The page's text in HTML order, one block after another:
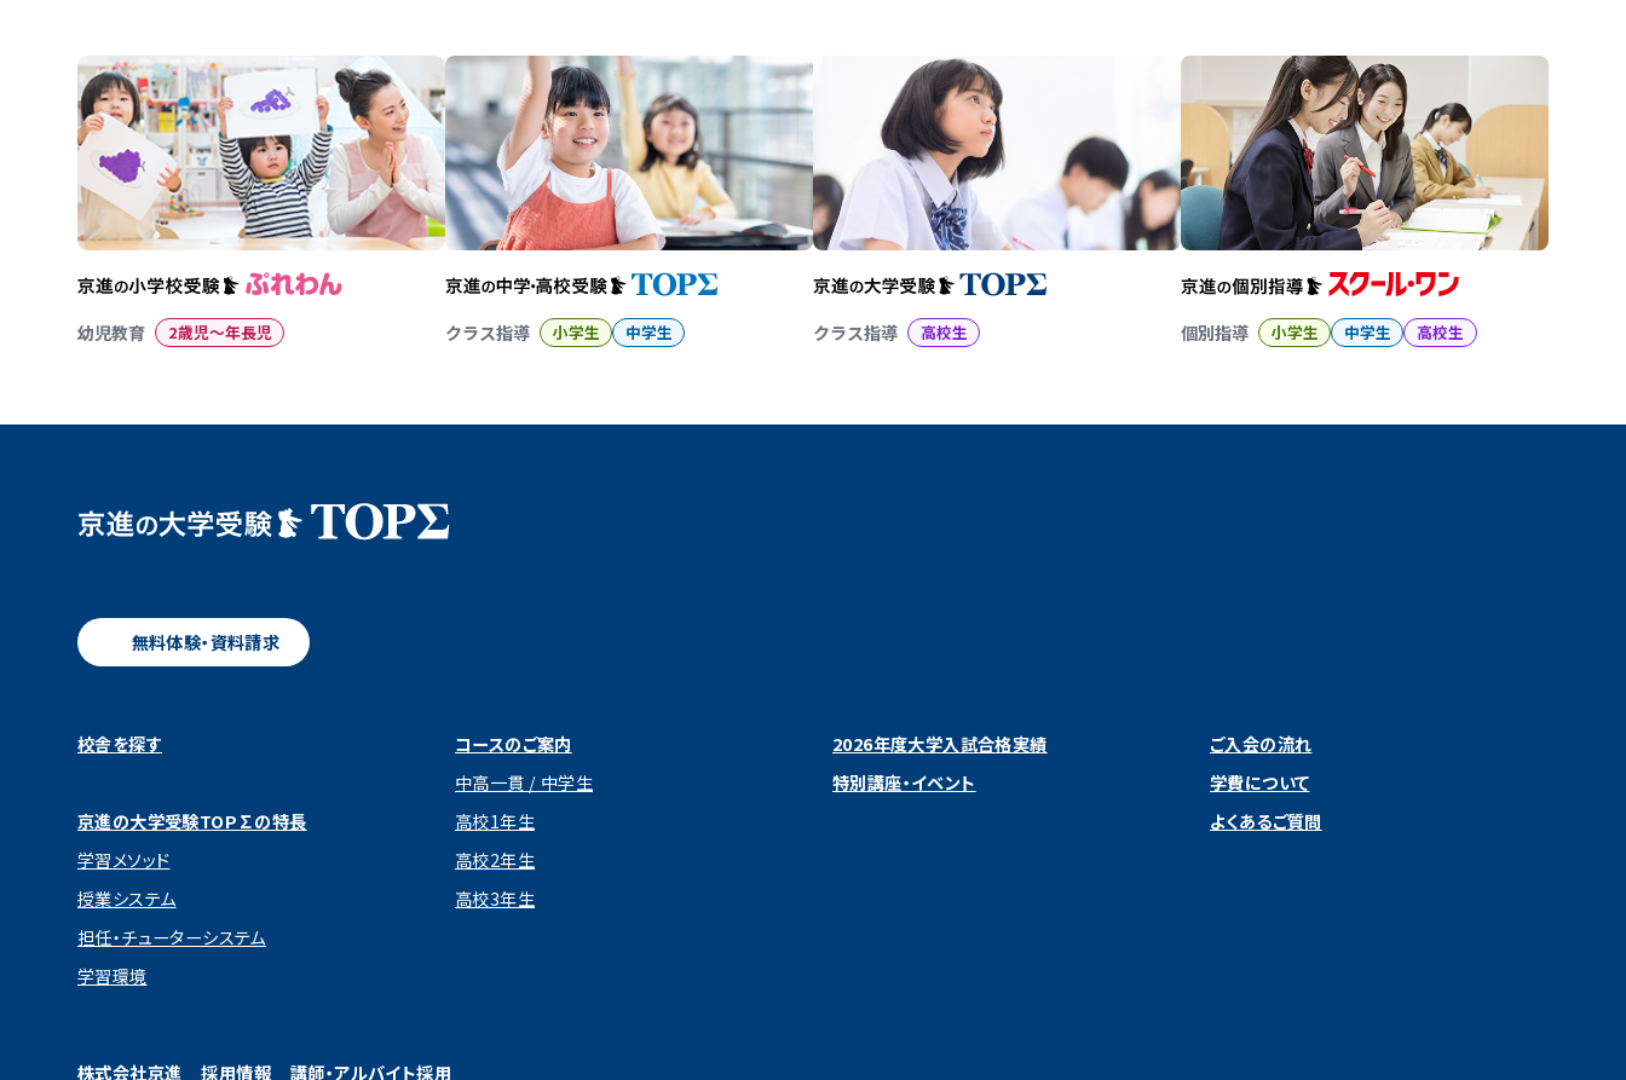
幼児教育 2歳児〜年長児 クラス指導 小学生 中学生 クラス指導 高校生 個別指導 小学生 中学生 高校生
無料体験・資料請求
校舎を探す
京進の大学受験TOP∑の特長
学習メソッド
授業システム
担任・チューターシステム
学習環境
コースのご案内
中高一貫 / 中学生
高校1年生
高校2年生
高校3年生
2026年度大学入試合格実績
特別講座・イベント
ご入会の流れ
学費について
よくあるご質問
株式会社京進 採用情報 講師・アルバイト採用